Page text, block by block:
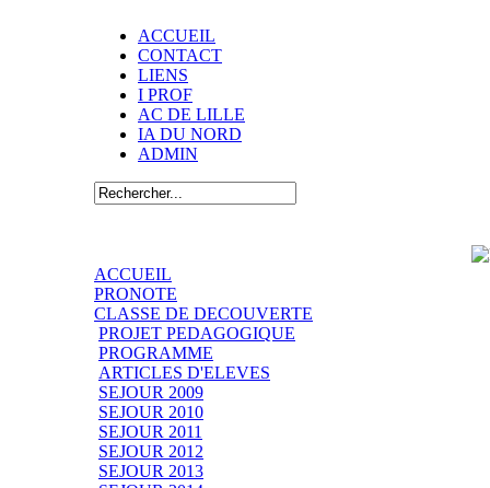
ACCUEIL
CONTACT
LIENS
I PROF
AC DE LILLE
IA DU NORD
ADMIN
ACCUEIL
PRONOTE
CLASSE DE DECOUVERTE
PROJET PEDAGOGIQUE
PROGRAMME
ARTICLES D'ELEVES
SEJOUR 2009
SEJOUR 2010
SEJOUR 2011
SEJOUR 2012
SEJOUR 2013